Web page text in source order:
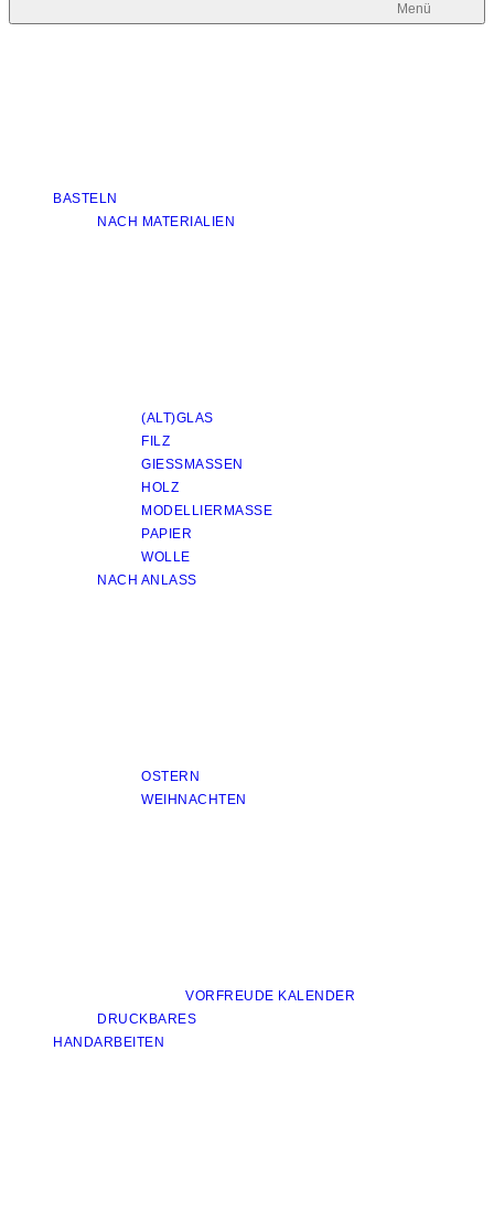
Menü
BASTELN
NACH MATERIALIEN
(ALT)GLAS
FILZ
GIESSMASSEN
HOLZ
MODELLIERMASSE
PAPIER
WOLLE
NACH ANLASS
OSTERN
WEIHNACHTEN
VORFREUDE KALENDER
DRUCKBARES
HANDARBEITEN